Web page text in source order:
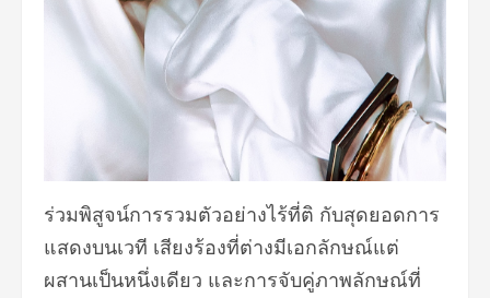
ร่วมพิสูจน์การรวมตัวอย่างไร้ที่ติ กับสุดยอดการ
แสดงบนเวที เสียงร้องที่ต่างมีเอกลักษณ์แต่
ผสานเป็นหนึ่งเดียว และการจับคู่ภาพลักษณ์ที่